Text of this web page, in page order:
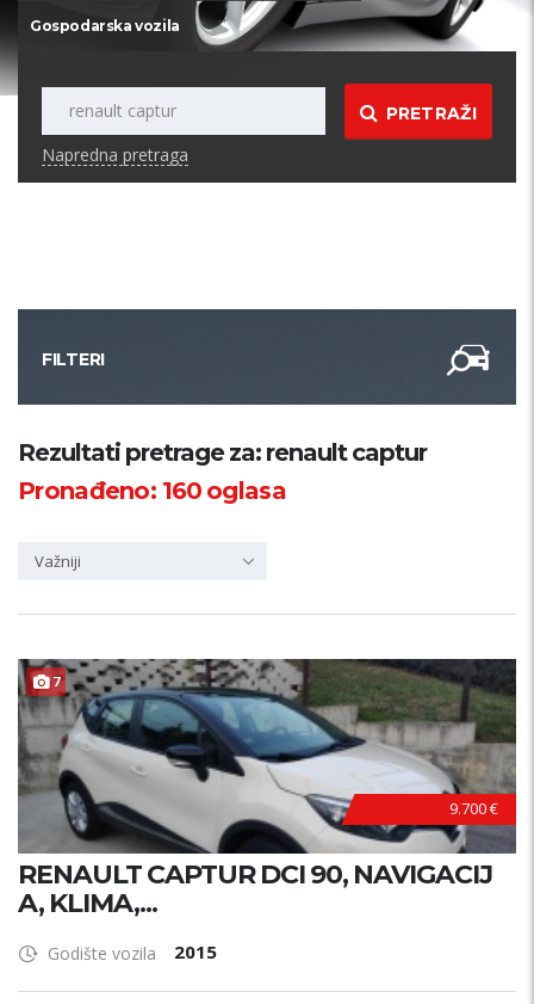
Gospodarska vozila
PRETRAŽI
Napredna pretraga
FILTERI
Kategorija
PRETRAŽI
Rezultati pretrage za: renault captur
Pronađeno: 160oglasa
Važniji
7
9.700 €
RENAULT CAPTUR DCI 90, NAVIGACIJ
A, KLIMA,...
Godište vozila 2015